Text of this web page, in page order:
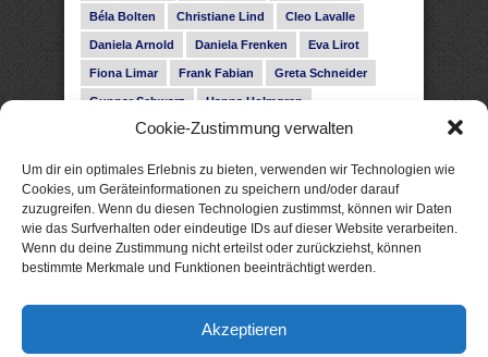
Cookie-Zustimmung verwalten
Um dir ein optimales Erlebnis zu bieten, verwenden wir Technologien wie
Cookies, um Geräteinformationen zu speichern und/oder darauf
zuzugreifen. Wenn du diesen Technologien zustimmst, können wir Daten
wie das Surfverhalten oder eindeutige IDs auf dieser Website verarbeiten.
Wenn du deine Zustimmung nicht erteilst oder zurückziehst, können
bestimmte Merkmale und Funktionen beeinträchtigt werden.
Akzeptieren
Béla Bolten Christiane Lind Cleo Lavalle
Daniela Arnold Daniela Frenken Eva Lirot
Fiona Limar Frank Fabian Greta Schneider
Gunnar Schwarz Hanna Holmgren
Heike Fröhling Ina Glahe Ivo Pala J. Vellguth
Leonie Haubrich Lilly Labord Livia Pipes
Malin Blunk Marcus Hünnebeck Martin Krist
Melisa Schwermer Nele Bruun Nika Lubitsch
Noah Fitz Nora Amelie René Junge
Subina Giuletti